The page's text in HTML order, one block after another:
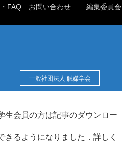
FAQ お問い合わせ 編集委員会
一般社団法人 触媒学会
生会員の方は記事のダウンロー
るようになりました．詳しく